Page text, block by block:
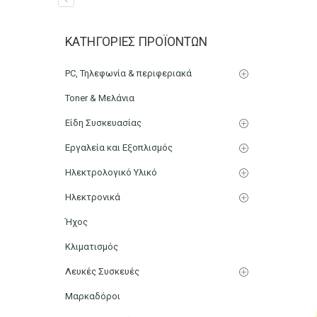
Μαρκαδόρος Schneider
ΚΑΤΗΓΟΡΊΕΣ ΠΡΟΪΌΝΤΩΝ
PC, Τηλεφωνία & περιφεριακά
Toner & Μελάνια
Είδη Συσκευασίας
Εργαλεία και Εξοπλισμός
Ηλεκτρολογικό Υλικό
Ηλεκτρονικά
Ήχος
Κλιματισμός
Λευκές Συσκευές
Μαρκαδόροι